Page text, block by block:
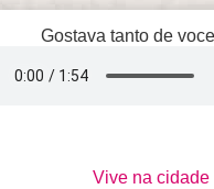
Gostava tanto de
Vive na